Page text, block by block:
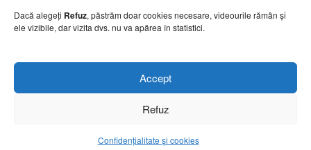
Dacă alegeți Refuz, păstrăm doar cookies necesare, videourile rămân și
ele vizibile, dar vizita dvs. nu va apărea în statistici.
Accept
Refuz
Confidențialitate și cookies
6 august 2026
Marile aeroporturi spectaculoase ale lumii.
De ce sunt considerate capodopere
arhitecturale